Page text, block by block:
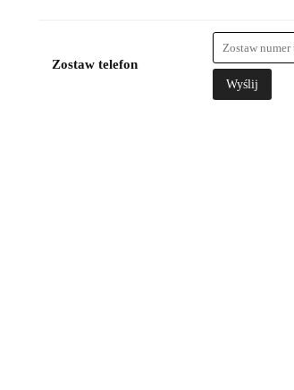
Zostaw telefon
Wyślij